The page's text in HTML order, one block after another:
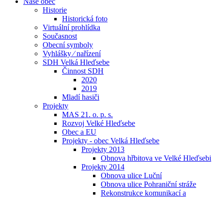
Historie
Historická foto
Virtuální prohlídka
Současnost
Obecní symboly
Vyhlášky ⁄ nařízení
SDH Velká Hleďsebe
Činnost SDH
2020
2019
Mladí hasiči
Projekty
MAS 21. o. p. s.
Rozvoj Velké Hleďsebe
Obec a EU
Projekty - obec Velká Hleďsebe
Projekty 2013
Obnova hřbitova ve Velké Hleďsebi
Projekty 2014
Obnova ulice Luční
Obnova ulice Pohraniční stráže
Rekonstrukce komunikací a